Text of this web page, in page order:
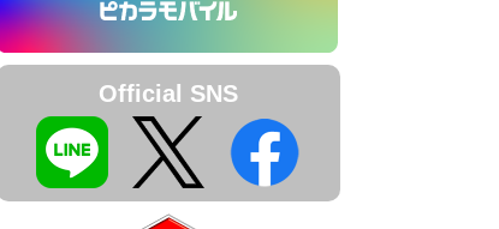
Official SNS